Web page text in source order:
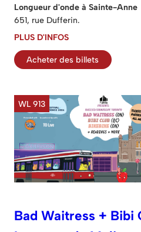
Longueur d'onde à Sainte-Anne
651, rue Dufferin.
PLUS D'INFOS
Acheter des billets
WL 913
Bad Waitress + Bibi